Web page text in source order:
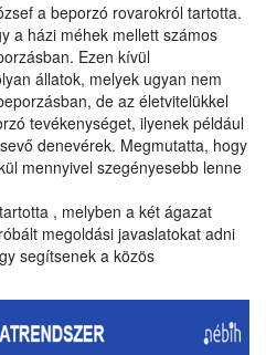
a beporzó rovarokról tartotta.
a házi méhek mellett számos
Ezen kívül
állatok, melyek ugyan nem
de az életvitelükkel
tevékenységet, ilyenek például
denevérek. Megmutatta, hogy
mennyivel szegényesebb lenne
, melyben a két ágazat
megoldási javaslatokat adni
segítsenek a közös